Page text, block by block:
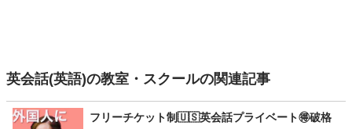
英会話(英語)の教室・スクールの関連記事
フリーチケット制🇺🇸英会話プライベート🉐破格